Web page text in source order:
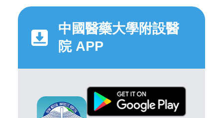
中國醫藥大學附設醫
院 APP